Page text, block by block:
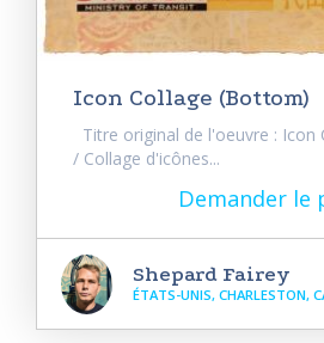
Icon Collage (Bottom)
Titre original de l'oeuvre : Icon
/ Collage d'icônes...
Demander le
Shepard Fairey
ÉTATS-UNIS, CHARLESTON,